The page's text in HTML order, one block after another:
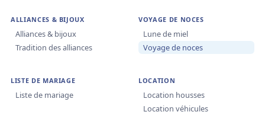
ALLIANCES & BIJOUX
Alliances & bijoux
Tradition des alliances
VOYAGE DE NOCES
Lune de miel
Voyage de noces
LISTE DE MARIAGE
Liste de mariage
LOCATION
Location housses
Location véhicules